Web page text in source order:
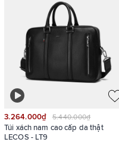
3.264.000₫ 5.440.000₫
Túi xách nam cao cấp da thật
LECOS - LT9